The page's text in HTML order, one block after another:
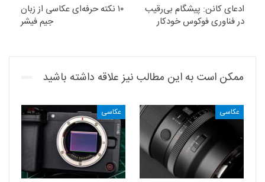
ادعای کانن: پیشگام بی‌رقیب
در فناوری فوکوس خودکار
۱۰ نکته حرفه‌ای عکاسی از زبان
جیم فیشر
ممکن است به این مطالب نیز علاقه داشته باشید
عکاسی عکاسی